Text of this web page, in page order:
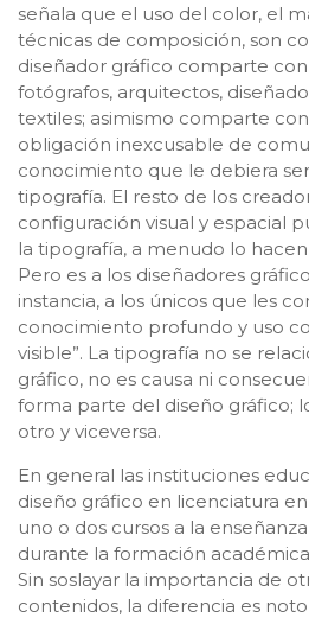
señala que el uso del color, el
técnicas de composición, son
diseñador gráfico comparte con
fotógrafos, arquitectos,
textiles; asimismo comparte
obligación inexcusable de
conocimiento que le debiera
tipografía. El resto de los
configuración visual y espacial
la tipografía, a menudo lo
Pero es a los diseñadores
instancia, a los únicos que les
conocimiento profundo y uso
visible”. La tipografía no se
gráfico, no es causa ni
forma parte del diseño gráfico;
otro y viceversa.
En general las instituciones
diseño gráfico en licenciatura
uno o dos cursos a la
durante la formación
Sin soslayar la importancia de
contenidos, la diferencia es